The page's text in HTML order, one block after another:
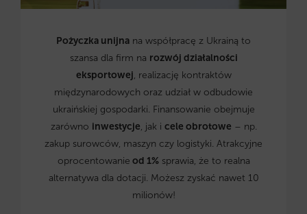
Pożyczka unijna na współpracę z Ukrainą to
szansa dla firm na rozwój działalności
eksportowej, realizację kontraktów
międzynarodowych oraz udział w odbudowie
ukraińskiej gospodarki. Finansowanie obejmuje
zarówno inwestycje, jak i cele obrotowe – np.
zakup surowców, maszyn czy logistyki. Atrakcyjne
oprocentowanie od 1%sprawia, że to realna
alternatywa dla dotacji. Możesz zyskać nawet 10
milionów!